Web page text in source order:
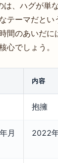
、ハグが単
テーマだとい
間のあいだに
心でしょう。
内容
抱擁
月
2022